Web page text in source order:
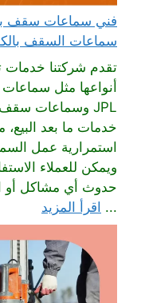
سماعات السقف
تقدم شركتنا
أنواعها مثل
خدمات ما بعد البيع،
استمرارية عمل
ويمكن للعملاء
حدوث أي مشاكل أو
... اقرأ المزيد